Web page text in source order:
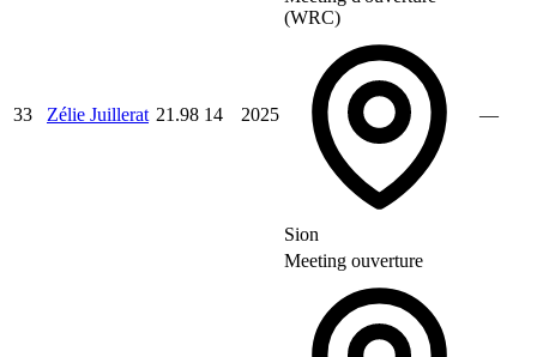
33 Zélie Juillerat 21.98 14 2025
(WRC)
Sion
—
Meeting ouverture